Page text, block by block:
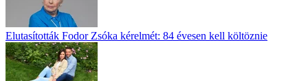
Elutasították Fodor Zsóka kérelmét: 84 évesen kell költöznie